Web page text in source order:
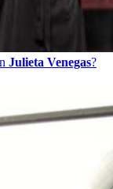
Julieta Venegas?